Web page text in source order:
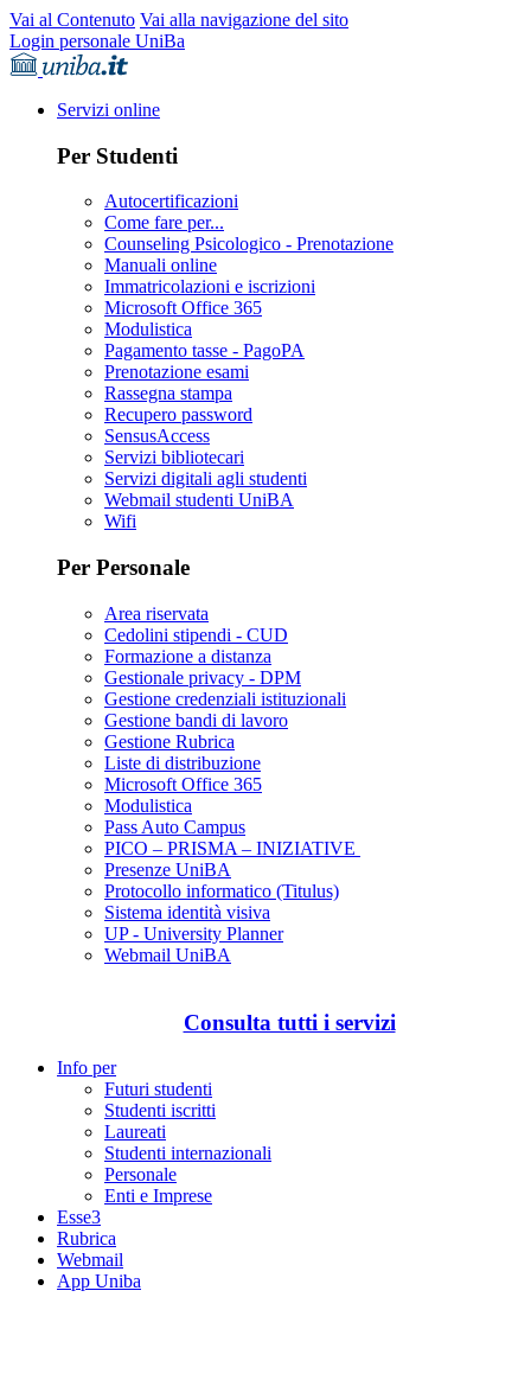
Vai al Contenuto Vai alla navigazione del sito
Login personale UniBa
Servizi online
Per Studenti
Autocertificazioni
Come fare per...
Counseling Psicologico - Prenotazione
Manuali online
Immatricolazioni e iscrizioni
Microsoft Office 365
Modulistica
Pagamento tasse - PagoPA
Prenotazione esami
Rassegna stampa
Recupero password
SensusAccess
Servizi bibliotecari
Servizi digitali agli studenti
Webmail studenti UniBA
Wifi
Per Personale
Area riservata
Cedolini stipendi - CUD
Formazione a distanza
Gestionale privacy - DPM
Gestione credenziali istituzionali
Gestione bandi di lavoro
Gestione Rubrica
Liste di distribuzione
Microsoft Office 365
Modulistica
Pass Auto Campus
PICO – PRISMA – INIZIATIVE
Presenze UniBA
Protocollo informatico (Titulus)
Sistema identità visiva
UP - University Planner
Webmail UniBA
Consulta tutti i servizi
Info per
Futuri studenti
Studenti iscritti
Laureati
Studenti internazionali
Personale
Enti e Imprese
Esse3
Rubrica
Webmail
App Uniba